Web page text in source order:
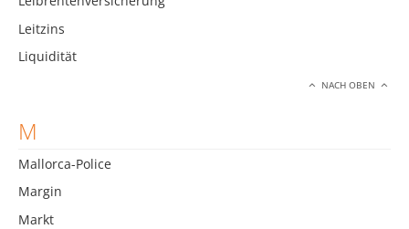
Leitzins
Liquidität
NACH OBEN
M
Mallorca-Police
Margin
Markt